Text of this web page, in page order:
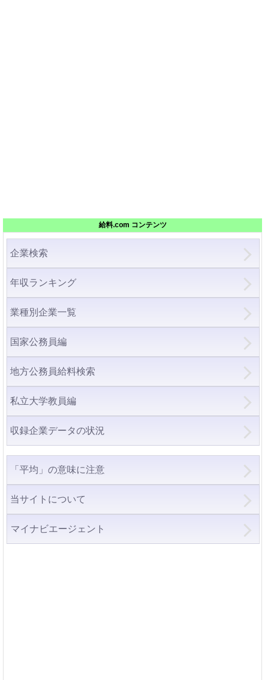
給料.com コンテンツ
企業検索
年収ランキング
業種別企業一覧
国家公務員編
地方公務員給料検索
私立大学教員編
収録企業データの状況
「平均」の意味に注意
当サイトについて
マイナビエージェント